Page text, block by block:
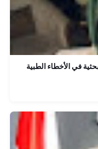
في الأخطاء الطبية